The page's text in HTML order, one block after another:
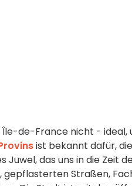
de-France nicht - ideal,
ist bekannt dafür, die
Juwel, das uns in die Zeit
Straßen,